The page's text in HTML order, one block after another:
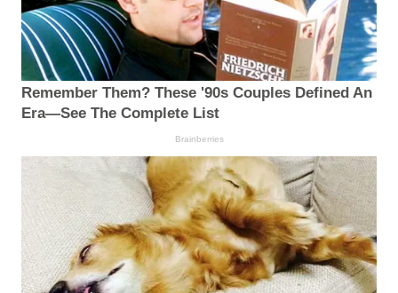
Remember Them? These '90s Couples Defined An
Era—See The Complete List
Brainberries